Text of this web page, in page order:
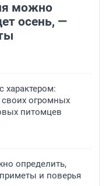
можно
осень, —
характером:
огромных
питомцев
определить,
и поверья